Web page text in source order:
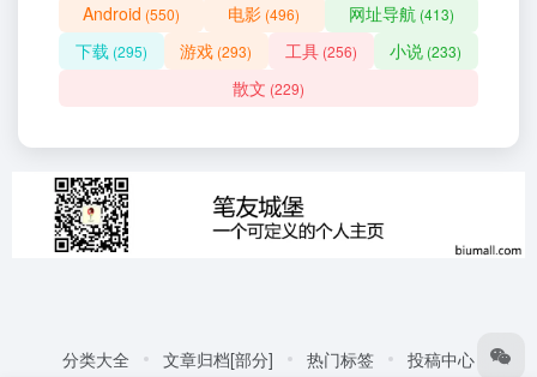
Android (550) 电影 (496) 网址导航 (413)
下载 (295) 游戏 (293) 工具(256) 小说 (233)
散文 (229)
分类大全 文章归档[部分] 热门标签 投稿中心